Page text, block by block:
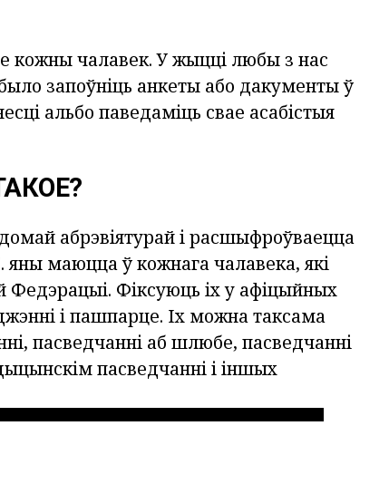
кожны чалавек. У жыцці любы з нас
запоўніць анкеты або дакументы ў
альбо паведаміць свае асабістыя
абрэвіятурай і расшыфроўваецца
яны маюцца ў кожнага чалавека, які
Федэрацыі. Фіксуюць іх у афіцыйных
і пашпарце. Іх можна таксама
пасведчанні аб шлюбе, пасведчанні
пасведчанні і іншых